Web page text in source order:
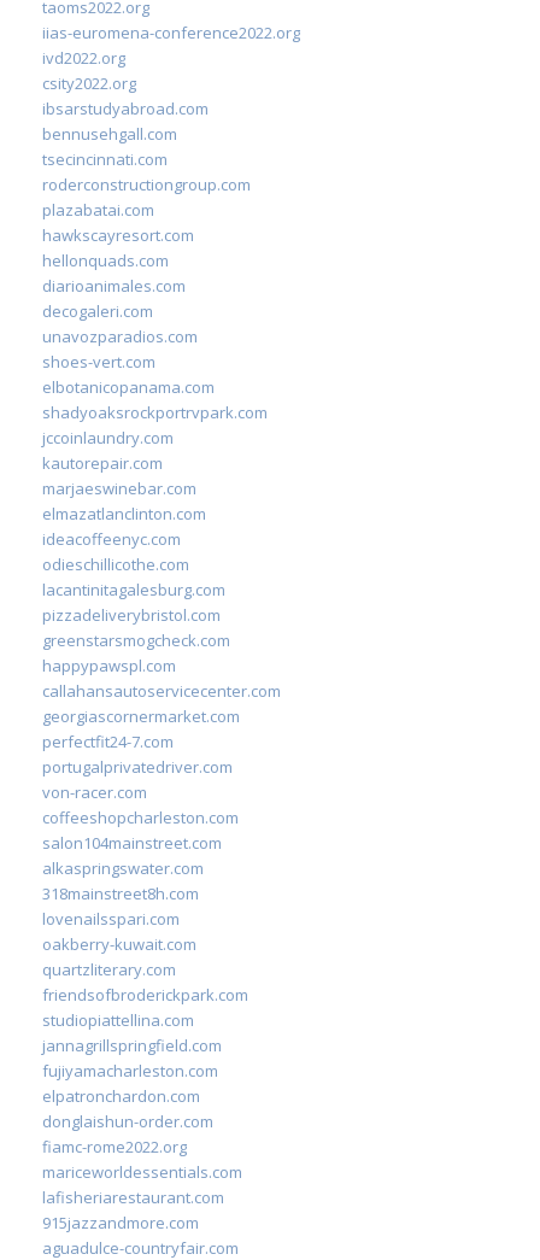
taoms2022.org
iias-euromena-conference2022.org
ivd2022.org
csity2022.org
ibsarstudyabroad.com
bennusehgall.com
tsecincinnati.com
roderconstructiongroup.com
plazabatai.com
hawkscayresort.com
hellonquads.com
diarioanimales.com
decogaleri.com
unavozparadios.com
shoes-vert.com
elbotanicopanama.com
shadyoaksrockportrvpark.com
jccoinlaundry.com
kautorepair.com
marjaeswinebar.com
elmazatlanclinton.com
ideacoffeenyc.com
odieschillicothe.com
lacantinitagalesburg.com
pizzadeliverybristol.com
greenstarsmogcheck.com
happypawspl.com
callahansautoservicecenter.com
georgiascornermarket.com
perfectfit24-7.com
portugalprivatedriver.com
von-racer.com
coffeeshopcharleston.com
salon104mainstreet.com
alkaspringswater.com
318mainstreet8h.com
lovenailsspari.com
oakberry-kuwait.com
quartzliterary.com
friendsofbroderickpark.com
studiopiattellina.com
jannagrillspringfield.com
fujiyamacharleston.com
elpatronchardon.com
donglaishun-order.com
fiamc-rome2022.org
mariceworldessentials.com
lafisheriarestaurant.com
915jazzandmore.com
aguadulce-countryfair.com